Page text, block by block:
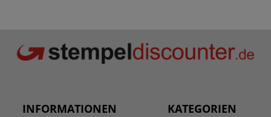
INFORMATIONEN KATEGORIEN